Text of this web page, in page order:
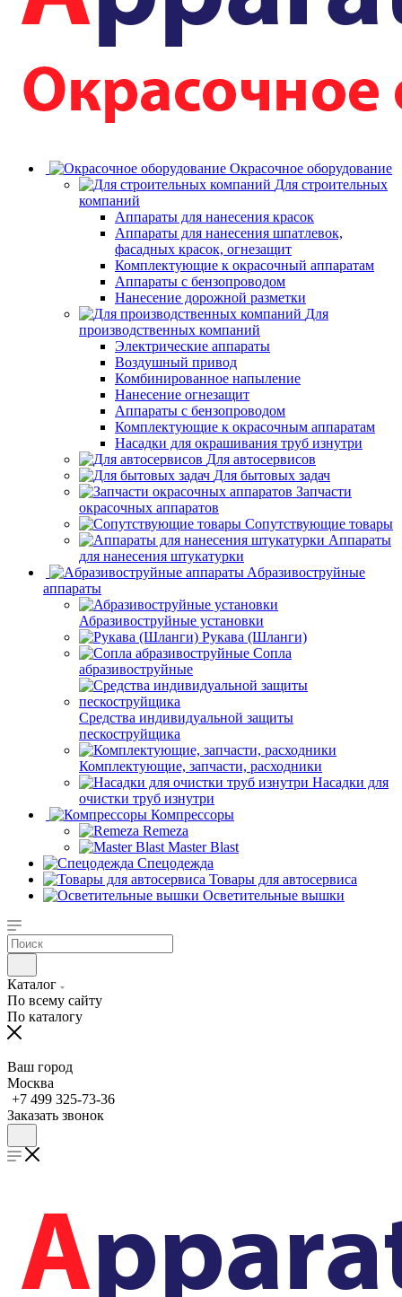
Окрасочное оборудование
Для строительных
компаний
Аппараты для нанесения красок
Аппараты для нанесения шпатлевок,
фасадных красок, огнезащит
Комплектующие к окрасочный аппаратам
Аппараты с бензопроводом
Нанесение дорожной разметки
Для
производственных компаний
Электрические аппараты
Воздушный привод
Комбинированное напыление
Нанесение огнезащит
Аппараты с бензопроводом
Комплектующие к окрасочным аппаратам
Насадки для окрашивания труб изнутри
Для автосервисов
Для бытовых задач
Запчасти
окрасочных аппаратов
Сопутствующие товары
Аппараты
для нанесения штукатурки
Aбразивоструйные
аппараты
Абразивоструйные установки
Рукава (Шланги)
Сопла
абразивоструйные
Средства индивидуальной защиты
пескоструйщика
Комплектующие, запчасти, расходники
Насадки для
очистки труб изнутри
Компрессоры
Remeza
Master Blast
Спецодежда
Товары для автосервиса
Осветительные вышки
Каталог
По всему сайту
По каталогу
Ваш город
Москва
+7 499 325-73-36
Заказать звонок